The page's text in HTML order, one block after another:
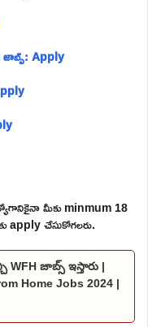
Apply
మీకు minmum 18
apply చేసుకోగలరు.
WFH జాబ్స్ ఇస్తారు |
Home Jobs 2024 |